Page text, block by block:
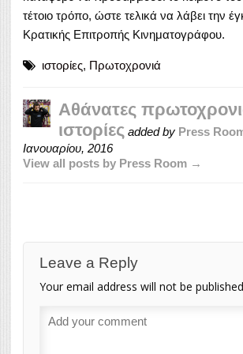
τέτοιο τρόπο, ώστε τελικά να λάβει την
Κρατικής Επιτροπής Κινηματογράφου.
ιστορίες, Πρωτοχρονιά
Αθάνατες
ιστορίες added by Press
Ιανουαρίου, 2016
View all posts by Press Room →
Leave a Reply
Your email address will not be